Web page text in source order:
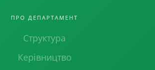
ПРО ДЕПАРТАМЕНТ
Структура
Керівництво